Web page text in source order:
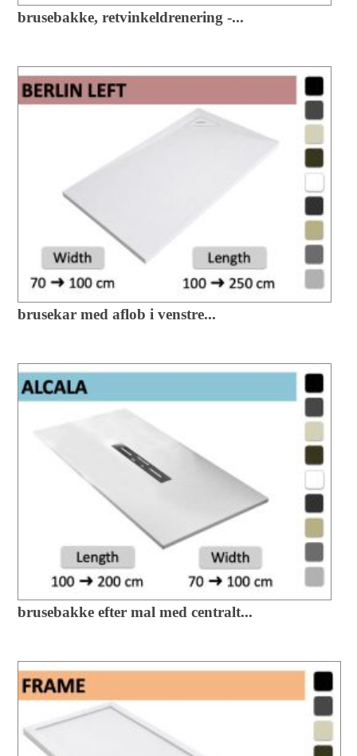
brusebakke, retvinkeldrenering -...
brusekar med aflob i venstre...
brusebakke efter mal med centralt...